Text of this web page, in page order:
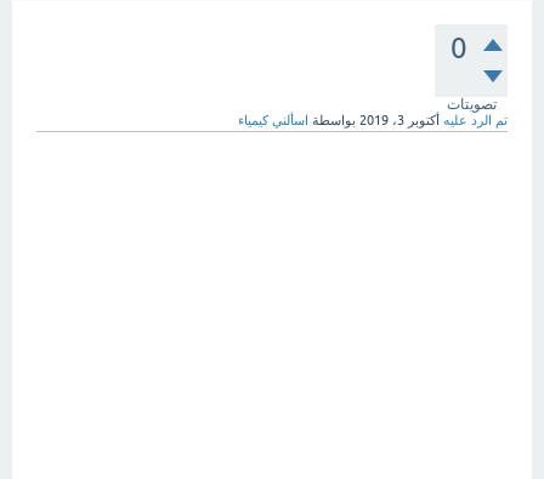
0
تصويتات
تم الرد عليه أكتوبر 3، 2019 بواسطة اسألني كيمياء